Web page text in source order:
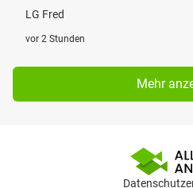
LG Fred
vor 2 Stunden
Mehr